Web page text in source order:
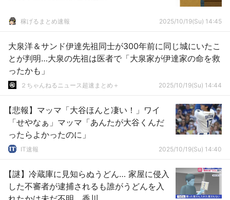
稼げるまとめ速報 2025/10/19(Su) 14:45
大泉洋＆サンド伊達先祖同士が300年前に同じ城にいたこ
とが判明…大泉の先祖は医者で「大泉家が伊達家の命を救
ったかも」
２ちゃんねるニュース超速まとめ＋ 2025/10/19(Su) 14:44
【悲報】マッマ「大谷ほんと凄い！」ワイ
「せやなぁ」マッマ「あんたが大谷くんだ
ったらよかったのに」
IT速報 2025/10/19(Su) 14:40
【謎】冷蔵庫に見知らぬうどん… 家屋に侵入
した不審者が逮捕されるも誰がうどんを入